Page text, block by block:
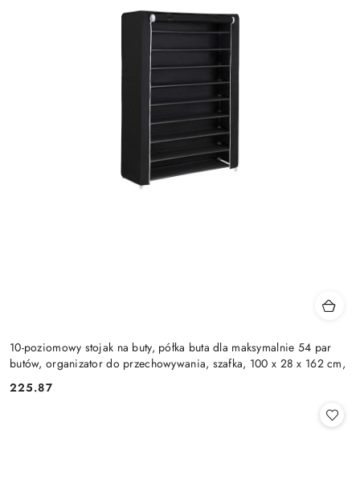
10-poziomowy stojak na buty, półka buta dla maksymalnie 54 par
butów, organizator do przechowywania, szafka, 100 x 28 x 162 cm,
Cena:
225.87